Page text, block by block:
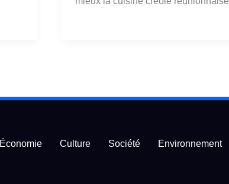
Économie Culture Société Environnement